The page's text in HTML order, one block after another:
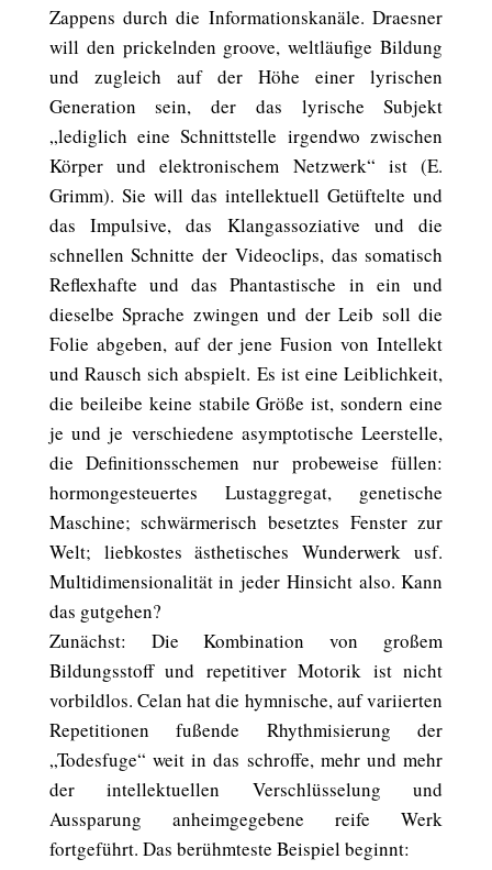
Zappens durch die Informationskanäle. Draesner
will den prickelnden groove, weltläufige Bildung
und zugleich auf der Höhe einer lyrischen
Generation sein, der das lyrische Subjekt
„lediglich eine Schnittstelle irgendwo zwischen
Körper und elektronischem Netzwerk“ ist (E.
Grimm). Sie will das intellektuell Getüftelte und
das Impulsive, das Klangassoziative und die
schnellen Schnitte der Videoclips, das somatisch
Reflexhafte und das Phantastische in ein und
dieselbe Sprache zwingen und der Leib soll die
Folie abgeben, auf der jene Fusion von Intellekt
und Rausch sich abspielt. Es ist eine Leiblichkeit,
die beileibe keine stabile Größe ist, sondern eine
je und je verschiedene asymptotische Leerstelle,
die Definitionsschemen nur probeweise füllen:
hormongesteuertes Lustaggregat, genetische
Maschine; schwärmerisch besetztes Fenster zur
Welt; liebkostes ästhetisches Wunderwerk usf.
Multidimensionalität in jeder Hinsicht also. Kann
das gutgehen?
Zunächst: Die Kombination von großem
Bildungsstoff und repetitiver Motorik ist nicht
vorbildlos. Celan hat die hymnische, auf variierten
Repetitionen fußende Rhythmisierung der
„Todesfuge“ weit in das schroffe, mehr und mehr
der intellektuellen Verschlüsselung und
Aussparung anheimgegebene reife Werk
fortgeführt. Das berühmteste Beispiel beginnt: